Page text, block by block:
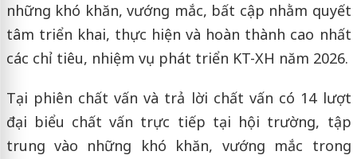
những khó khăn, vướng mắc, bất cập nhằm quyết
tâm triển khai, thực hiện và hoàn thành cao nhất
các chỉ tiêu, nhiệm vụ phát triển KT-XH năm 2026.
Tại phiên chất vấn và trả lời chất vấn có 14 lượt
đại biểu chất vấn trực tiếp tại hội trường, tập
trung vào những khó khăn, vướng mắc trong